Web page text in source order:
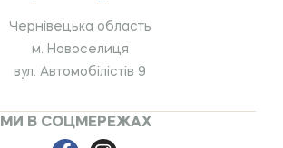
Чернівецька область
м. Новоселиця
вул. Автомобілістів 9
МИ В СОЦМЕРЕЖАХ